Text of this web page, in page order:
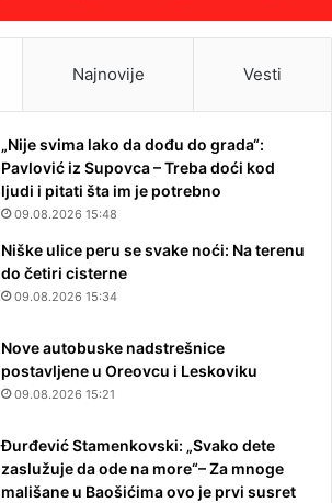
Najnovije Vesti
„Nije svima lako da dođu do grada“:
Pavlović iz Supovca – Treba doći kod
ljudi i pitati šta im je potrebno
09.08.2026 15:48
Niške ulice peru se svake noći: Na terenu
do četiri cisterne
09.08.2026 15:34
Nove autobuske nadstrešnice
postavljene u Oreovcu i Leskoviku
09.08.2026 15:21
Đurđević Stamenkovski: „Svako dete
zaslužuje da ode na more“– Za mnoge
mališane u Baošićima ovo je prvi susret